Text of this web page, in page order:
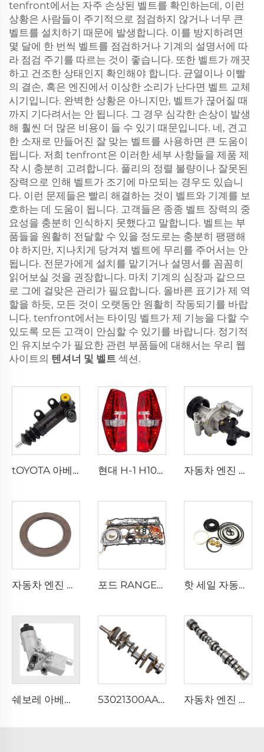
tenfront에서는 자주 손상된 벨트를 확인하는데, 이런
상황은 사람들이 주기적으로 점검하지 않거나 너무 큰
벨트를 설치하기 때문에 발생합니다. 이를 방지하려면
몇 달에 한 번씩 벨트를 점검하거나 기계의 설명서에 따
라 점검 주기를 따르는 것이 좋습니다. 또한 벨트가 깨끗
하고 건조한 상태인지 확인해야 합니다. 균열이나 이빨
의 결손, 혹은 엔진에서 이상한 소리가 난다면 벨트 교체
시기입니다. 완벽한 상황은 아니지만, 벨트가 끊어질 때
까지 기다려서는 안 됩니다. 그 경우 심각한 손상이 발생
해 훨씬 더 많은 비용이 들 수 있기 때문입니다. 네, 견고
한 소재로 만들어진 잘 맞는 벨트를 사용하면 큰 도움이
됩니다. 저희 tenfront은 이러한 세부 사항들을 제품 제
작 시 충분히 고려합니다. 풀리의 정렬 불량이나 잘못된
장력으로 인해 벨트가 조기에 마모되는 경우도 있습니
다. 이런 문제들은 빨리 해결하는 것이 벨트와 기계를 보
호하는 데 도움이 됩니다. 고객들은 종종 벨트 장력의 중
요성을 충분히 인식하지 못했다고 말합니다. 벨트는 부
품들을 원활히 전달할 수 있을 정도로는 충분히 팽팽해
야 하지만, 지나치게 당겨져 벨트에 무리를 주어서는 안
됩니다. 전문가에게 설치를 맡기거나 설명서를 꼼꼼히
읽어보실 것을 권장합니다. 마치 기계의 심장과 같으므
로 그에 걸맞은 관리가 필요합니다. 올바른 표기가 제 역
할을 하듯, 모든 것이 오랫동안 원활히 작동되기를 바랍
니다. tenfront에서는 타이밍 벨트가 제 기능을 다할 수
있도록 모든 고객이 안심할 수 있기를 바랍니다. 정기적
인 유지보수가 필요한 관련 부품들에 대해서는 우리 웹
사이트의 텐셔너 및 벨트 섹션.
tOYOTA 아베노스 AVENSIS 코롤라 COROLLA 프레미오 PREMIO 야리스 YARIS 1.6용 클러치 슬레이브 실린더 31470-12093 현대 H-1 H100용 고품질 신제품 92401-4H000 92402-4H000 자동 후방 조명 24V 리어 램프 테일 라이트 자동차 엔진 부품 냉각 시스템 BK3Q-8A558-GC 워터펌프 어셈블리 BK3Q8A558GC, 포드 레인저 3.2용 워터펌프
자동차 엔진 부품 크랭크샤프트 오일 씰 21443-2B020 리어 메인 씰 108*76*8mm G4FC G4FD G4FA 엔진 크랭크샤프트 씰 현대용 포드 RANGER / 마즈다 BT-50 3.2L용 엔진 풀 가스킷 세트 AB39-6079-AB 오버홀 씰 가스킷 키트 핫 세일 자동차 스티어링 부품 04445-35130 신형 TOYOTA 4러너 포츄너 힐럭스 전동 파워 스티어링 기어 실링 키트
쉐보레 아베오 크루즈 트랙스 1.4 엔진용 55566784 오일 쿨러 필터 하우징 53021300AA 자동차 엔진 크랭크축, 크라이슬러, DODGE, 지프 5.7용 자동차 엔진 부품 53022263AE 53022263AF CHEROKEE 크라이슬러 DODGE JEEP WRANGLER 5.7L V8용 엔진 캠샤프트